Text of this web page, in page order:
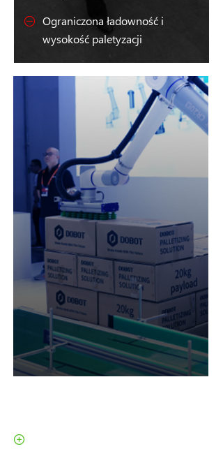
Ograniczona ładowność i
wysokość paletyzacji